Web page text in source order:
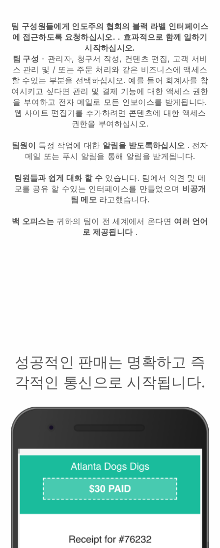
팀 구성원들에게 인도주의 협회의 블랙 라벨 인터페이스
에 접근하도록 요청하십시오. . 효과적으로 함께 일하기
시작하십시오.
팀 구성 - 관리자, 청구서 작성, 컨텐츠 편집, 고객 서비
스 관리 및 / 또는 주문 처리와 같은 비즈니스에 액세스
할 수있는 부분을 선택하십시오. 예를 들어 회계사를 참
여시키고 싶다면 관리 및 결제 기능에 대한 액세스 권한
을 부여하고 전자 메일로 모든 인보이스를 받게됩니다.
웹 사이트 편집기를 추가하려면 콘텐츠에 대한 액세스
권한을 부여하십시오.
팀원이 특정 작업에 대한 알림을 받도록하십시오 . 전자
메일 또는 푸시 알림을 통해 알림을 받게됩니다.
팀원들과 쉽게 대화 할 수 있습니다. 팀에서 의견 및 메
모를 공유 할 수있는 인터페이스를 만들었으며 비공개
팀 메모라고했습니다.
백 오피스는 귀하의 팀이 전 세계에서 온다면 여러 언어
로 제공됩니다.
성공적인 판매는 명확하고 즉
각적인 통신으로 시작됩니다.